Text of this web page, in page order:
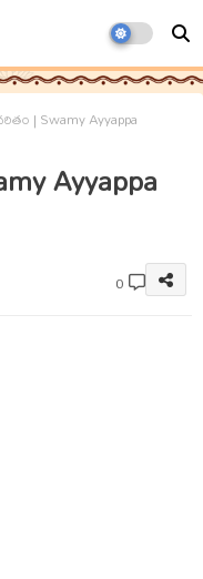
| Swamy Ayyappa
Ayyappa
0